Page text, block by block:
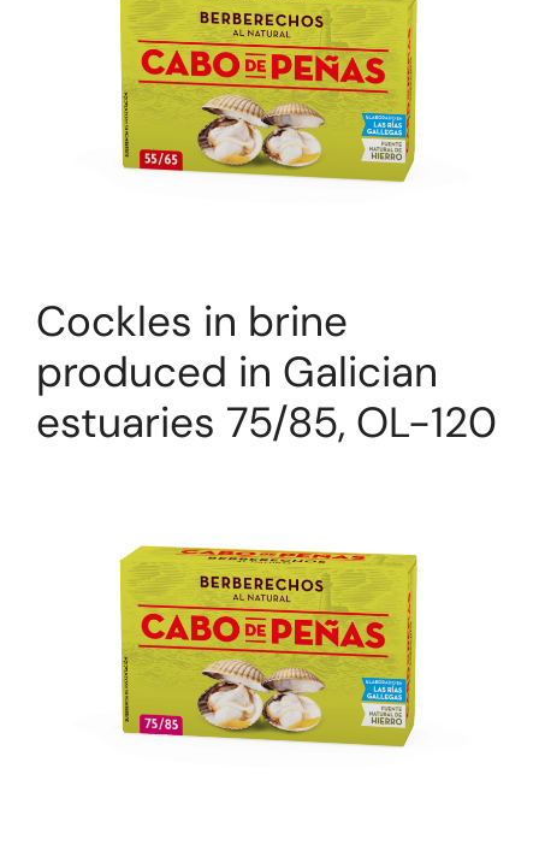
Cockles in brine
produced in Galician
estuaries 75/85, OL-120